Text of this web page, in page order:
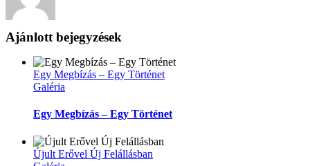
Ajánlott bejegyzések
Egy Megbízás – Egy Történet
Galéria
Egy Megbízás – Egy Történet
Újult Erővel Új Felállásban